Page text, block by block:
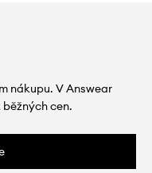
nákupu. V Answear
cen.